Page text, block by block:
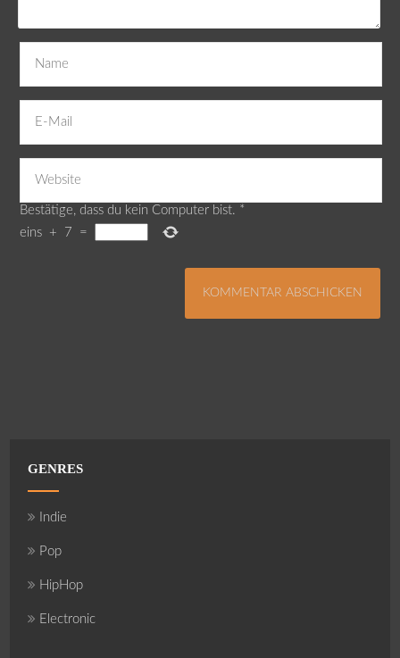
Bestätige, dass du kein Computer bist. *
eins
+ 7 =
GENRES
Indie
Pop
HipHop
Electronic